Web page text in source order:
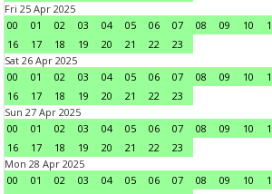
Fri 25 Apr 2025
00
01 02 03 04 05 06 07 08 09 10
16
17 18 19 20 21 22
23
Sat 26 Apr 2025
00
01 02 03 04 05 06 07 08 09 10
16
17 18 19 20 21 22
23
Sun 27 Apr 2025
00
01 02 03 04 05 06 07 08 09 10
16
17 18 19 20 21 22
23
Mon 28 Apr 2025
00
01 02 03 04 05 06 07 08 09 10